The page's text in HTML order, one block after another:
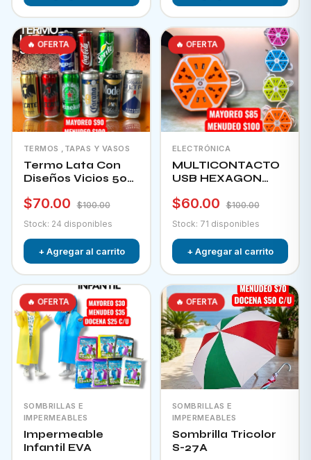
🔥 OFERTA
TERMOS ,TAPAS Y VASOS
Termo Lata Con
Diseños Vicios 500
$70.00
$100.00
Stock: 24 disponibles
+ Agregar al carrito
🔥 OFERTA
ELECTRÓNICA
MULTICONTACTO
USB HEXAGON
$60.00
$100.00
Stock: 71 disponibles
+ Agregar al carrito
🔥 OFERTA
SOMBRILLAS E
IMPERMEABLES
Impermeable
Infantil EVA
🔥 OFERTA
SOMBRILLAS E
IMPERMEABLES
Sombrilla Tricolor
S-27A